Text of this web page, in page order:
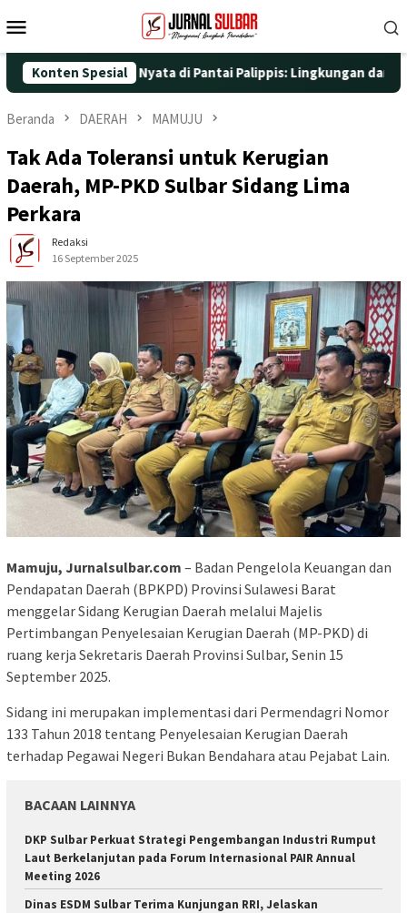
ke
Mobile
Konten Spesial
Aksi Nyata di Pantai Palippis: Lingkungan dan Kesehatan
Beranda DAERAH MAMUJU
Tak Ada Toleransi untuk Kerugian
Daerah, MP-PKD Sulbar Sidang Lima
Perkara
Redaksi
16 September 2025
Mamuju, Jurnalsulbar.com – Badan Pengelola Keuangan dan
Pendapatan Daerah (BPKPD) Provinsi Sulawesi Barat
menggelar Sidang Kerugian Daerah melalui Majelis
Pertimbangan Penyelesaian Kerugian Daerah (MP-PKD) di
ruang kerja Sekretaris Daerah Provinsi Sulbar, Senin 15
September 2025.
Sidang ini merupakan implementasi dari Permendagri Nomor
133 Tahun 2018 tentang Penyelesaian Kerugian Daerah
terhadap Pegawai Negeri Bukan Bendahara atau Pejabat Lain.
BACAAN LAINNYA
DKP Sulbar Perkuat Strategi Pengembangan Industri Rumput
Laut Berkelanjutan pada Forum Internasional PAIR Annual
Meeting 2026
Dinas ESDM Sulbar Terima Kunjungan RRI, Jelaskan